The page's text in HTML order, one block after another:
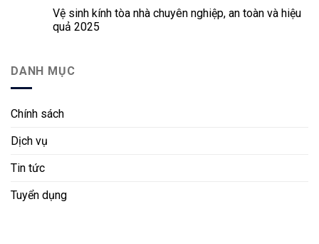
Vệ sinh kính tòa nhà chuyên nghiệp, an toàn và hiệu
quả 2025
DANH MỤC
Chính sách
Dịch vụ
Tin tức
Tuyển dụng